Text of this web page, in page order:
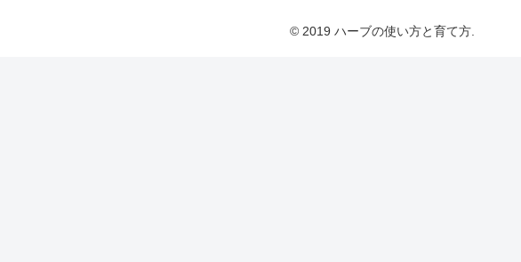
© 2019 ハーブの使い方と育て方.